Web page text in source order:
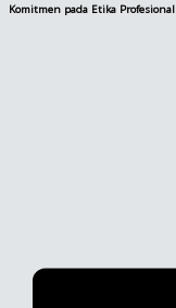
Komitmen pada Etika Profesional